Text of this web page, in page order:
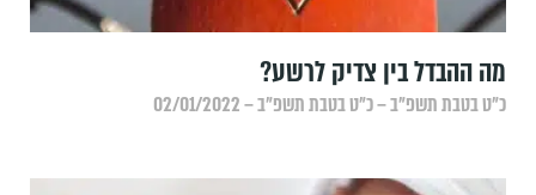
מה ההבדל בין צדיק לרשע?
כ״ט בטבת תשפ״ב – כ״ט בטבת תשפ״ב – 02/01/2022